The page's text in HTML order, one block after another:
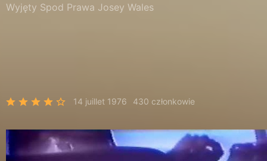
Wyjęty Spod Prawa Josey Wales
14 juillet 1976 430 członkowie